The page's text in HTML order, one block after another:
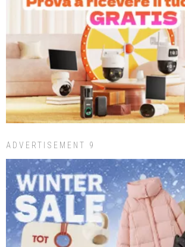
ADVERTISEMENT 9